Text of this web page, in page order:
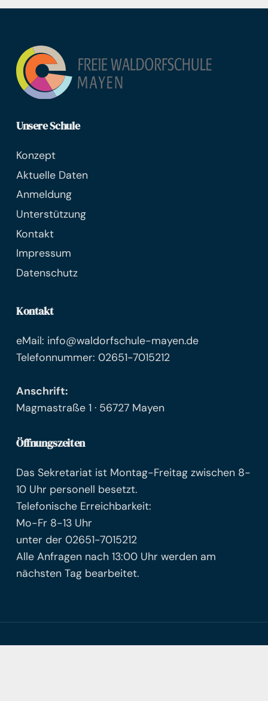
Unsere Schule
Konzept
Aktuelle Daten
Anmeldung
Unterstützung
Kontakt
Impressum
Datenschutz
Kontakt
eMail: info@waldorfschule-mayen.de
Telefonnummer: 02651-7015212
Anschrift:
Magmastraße 1 · 56727 Mayen
Öffnungszeiten
Das Sekretariat ist Montag-Freitag zwischen 8-
10 Uhr personell besetzt.
Telefonische Erreichbarkeit:
Mo-Fr 8-13 Uhr
unter der 02651-7015212
Alle Anfragen nach 13:00 Uhr werden am
nächsten Tag bearbeitet.